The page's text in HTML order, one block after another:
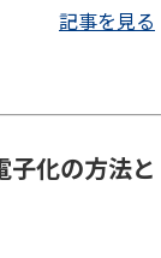
記事を見る
子化の方法と